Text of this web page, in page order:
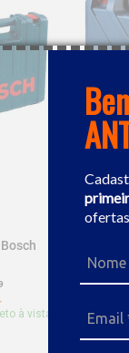
à vista
Bosch
R$